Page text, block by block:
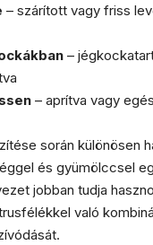
– szárított vagy friss
–
– aprítva vagy
során különösen
és gyümölccsel
jobban tudja
való